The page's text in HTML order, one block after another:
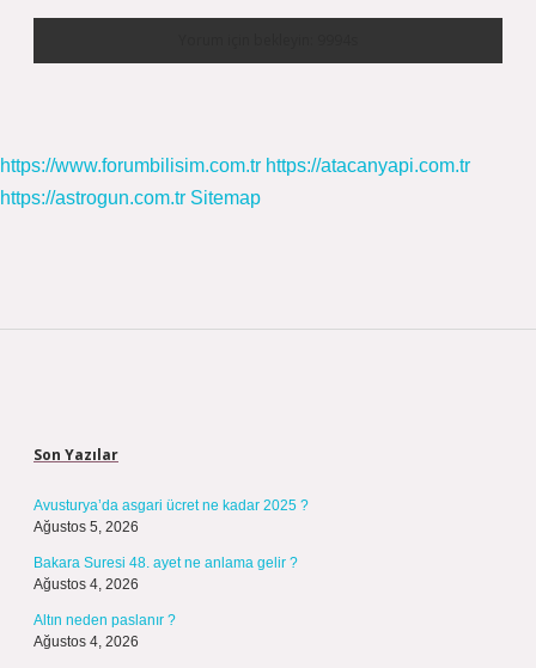
https://www.forumbilisim.com.tr https://atacanyapi.com.tr
https://astrogun.com.tr Sitemap
Son Yazılar
Avusturya’da asgari ücret ne kadar 2025 ?
Ağustos 5, 2026
Bakara Suresi 48. ayet ne anlama gelir ?
Ağustos 4, 2026
Altın neden paslanır ?
Ağustos 4, 2026